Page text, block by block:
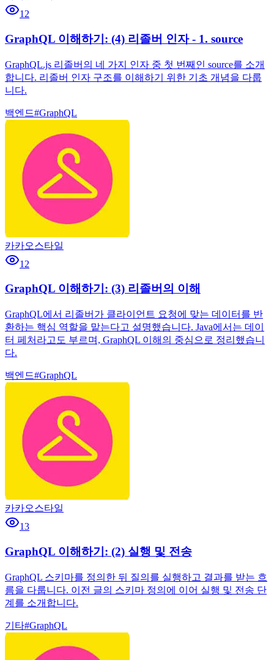
12
GraphQL 이해하기: (4) 리졸버 인자 - 1. source
GraphQL.js 리졸버의 네 가지 인자 중 첫 번째인 source를 소개
합니다. 리졸버 인자 구조를 이해하기 위한 기초 개념을 다룹
니다.
백엔드#GraphQL
카카오스타일
12
GraphQL 이해하기: (3) 리졸버의 이해
GraphQL에서 리졸버가 클라이언트 요청에 맞는 데이터를 반
환하는 핵심 역할을 맡는다고 설명했습니다. Java에서는 데이
터 페처라고도 부르며, GraphQL 이해의 중심으로 정리했습니
다.
백엔드#GraphQL
카카오스타일
13
GraphQL 이해하기: (2) 실행 및 전송
GraphQL 스키마를 정의한 뒤 질의를 실행하고 결과를 받는 흐
름을 다룹니다. 이전 글의 스키마 정의에 이어 실행 및 전송 단
계를 소개합니다.
기타#GraphQL